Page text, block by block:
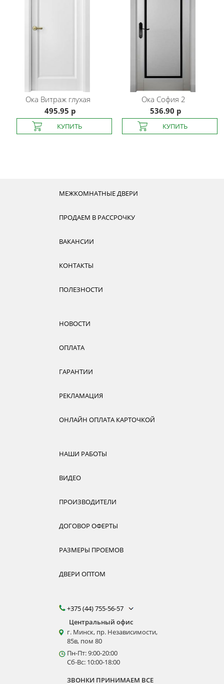
Ока Витраж глухая
495.95 р
Ока София 2
536.90 р
МЕЖКОМНАТНЫЕ ДВЕРИ
ПРОДАЕМ В РАССРОЧКУ
ВАКАНСИИ
КОНТАКТЫ
ПОЛЕЗНОСТИ
НОВОСТИ
ОПЛАТА
ГАРАНТИИ
РЕКЛАМАЦИЯ
ОНЛАЙН ОПЛАТА КАРТОЧКОЙ
НАШИ РАБОТЫ
ВИДЕО
ПРОИЗВОДИТЕЛИ
ДОГОВОР ОФЕРТЫ
РАЗМЕРЫ ПРОЕМОВ
ДВЕРИ ОПТОМ
+375 (44) 755-56-57
Центральный офис
г. Минск, пр. Независимости,
85в, пом 80
Пн-Пт: 9:00-20:00
Сб-Вс: 10:00-18:00
ЗВОНКИ ПРИНИМАЕМ ВСЕ